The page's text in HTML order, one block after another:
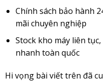
Chính sách bảo hành
mãi chuyên nghiệp
Stock kho máy liên
nhanh toàn quốc
Hi vọng bài viết trên đã